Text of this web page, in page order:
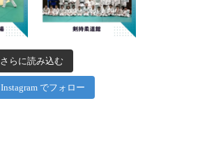
さらに読み込む
Instagram でフォロー